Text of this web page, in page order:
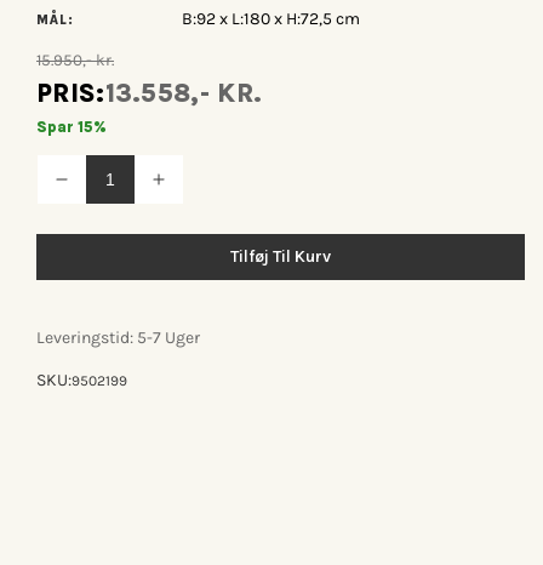
MÅL: B:92 x L:180 x H:72,5 cm
15.950,- kr.
PRIS:13.558,- KR.
Spar 15%
Reducer
antallet
T1
L180
Øg
T1
L180
Tilføj Til Kurv
Leveringstid: 5-7 Uger
SKU:9502199